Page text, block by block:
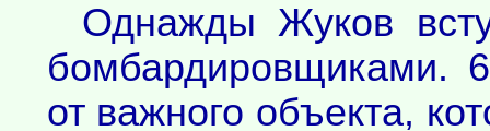
Однажды Жуков
бомбардировщиками.
от важного объекта,